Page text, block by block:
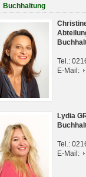
Buchhaltung
Tel.:
E-Mail:
Lydia
Tel.:
E-Mail: